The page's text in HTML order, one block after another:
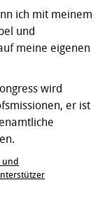
ich mit meinem
und
meine eigenen
wird
er ist
und